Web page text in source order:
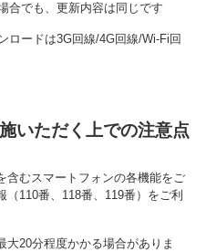
合でも、更新内容は同じです
ロードは3G回線/4G回線/Wi-Fi回
いただく上での注意点
含むスマートフォンの各機能をご
110番、118番、119番）をご利
大20分程度かかる場合がありま